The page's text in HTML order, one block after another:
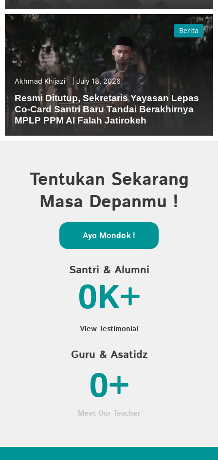
Akhmad Khijazi July 18, 2026
Resmi Ditutup, Sekretaris Yayasan Lepas
Co-Card Santri Baru Tandai Berakhirnya
MPLP PPM Al Falah Jatirokeh
Berita
Tentukan Sekarang
Masa Depanmu !
Ayo Mondok !
Santri & Alumni
0K+
View Testimonial
Guru & Asatidz
0+
Meet Our Teacher